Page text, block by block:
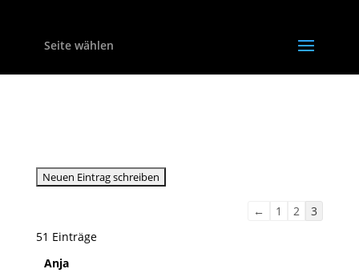
Seite wählen
Navigation
← 1 2
3
51 Einträge
Anja